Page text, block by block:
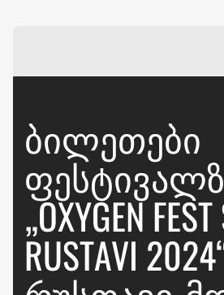
ᲑᲘᲚᲔᲗᲔᲑᲘ
„OXYGEN
RUSTAVI